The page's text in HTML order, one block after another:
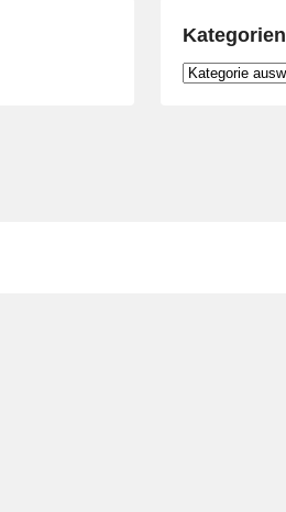
Kategorien
Kategorien